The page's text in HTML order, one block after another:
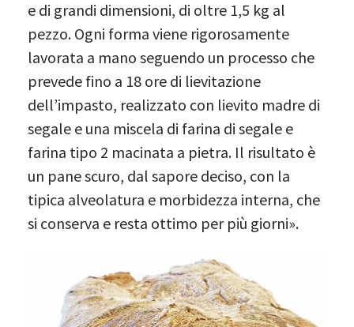
e di grandi dimensioni, di oltre 1,5 kg al
pezzo. Ogni forma viene rigorosamente
lavorata a mano seguendo un processo che
prevede fino a 18 ore di lievitazione
dell’impasto, realizzato con lievito madre di
segale e una miscela di farina di segale e
farina tipo 2 macinata a pietra. Il risultato è
un pane scuro, dal sapore deciso, con la
tipica alveolatura e morbidezza interna, che
si conserva e resta ottimo per più giorni».